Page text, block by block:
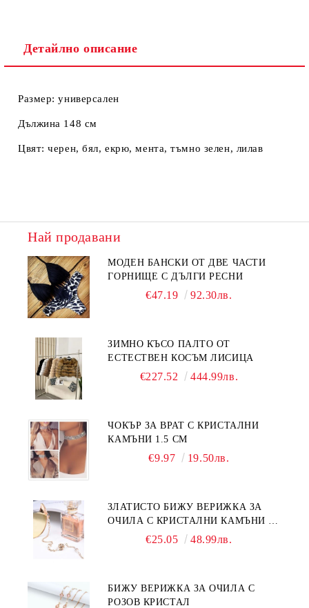
Детайлно описание
Размер: универсален
Дължина 148 см
Цвят: черен, бял, екрю, мента, тъмно зелен, лилав
Най продавани
МОДЕН БАНСКИ ОТ ДВЕ ЧАСТИ
ГОРНИЩЕ С ДЪЛГИ РЕСНИ
€47.19 92.30лв.
ЗИМНО КЪСО ПАЛТО ОТ
ЕСТЕСТВЕН КОСЪМ ЛИСИЦА
€227.52 444.99лв.
ЧОКЪР ЗА ВРАТ С КРИСТАЛНИ
КАМЪНИ 1.5 СМ
€9.97 19.50лв.
ЗЛАТИСТО БИЖУ ВЕРИЖКА ЗА
ОЧИЛА С КРИСТАЛНИ КАМЪНИ И
€25.05 48.99лв.
БИЖУ ВЕРИЖКА ЗА ОЧИЛА С
РОЗОВ КРИСТАЛ